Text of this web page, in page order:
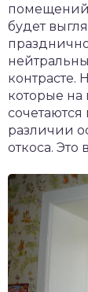
будет
контрасте.
которые
различии
откоса. Это